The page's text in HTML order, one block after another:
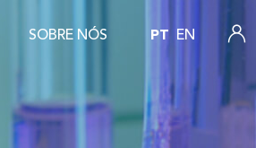
SOBRE NÓS PT EN